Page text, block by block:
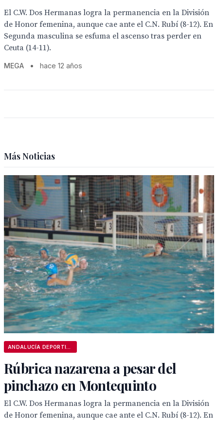
El C.W. Dos Hermanas logra la permanencia en la División
de Honor femenina, aunque cae ante el C.N. Rubí (8-12). En
Segunda masculina se esfuma el ascenso tras perder en
Ceuta (14-11).
MEGA • hace 12 años
Más Noticias
Rúbrica nazarena a pesar del
pinchazo en Montequinto
El C.W. Dos Hermanas logra la permanencia en la División
de Honor femenina, aunque cae ante el C.N. Rubí (8-12). En